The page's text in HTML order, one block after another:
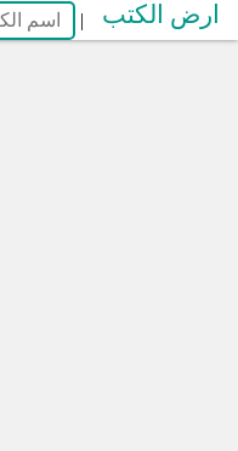
ارض الكتب |